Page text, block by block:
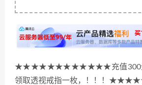
★★★★★★★★★★★★充值300元
领取透视戒指一枚，！！！